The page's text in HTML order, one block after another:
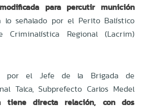
para percutir munición
lo señalado por el Perito Balístico
Criminalística Regional (Lacrim)
por el Jefe de la Brigada de
Talca, Subprefecto Carlos Medel
tiene directa relación, con dos